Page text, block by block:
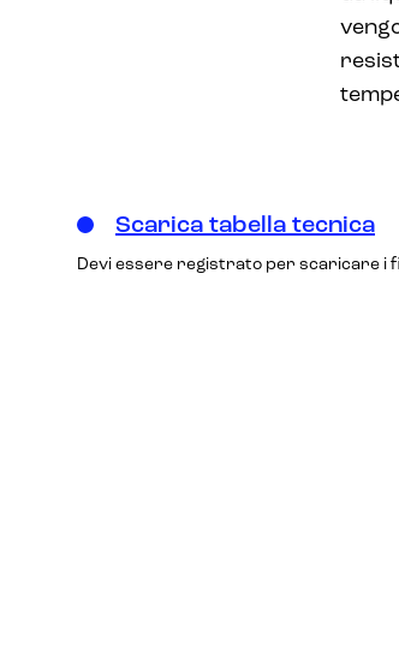
Scarica tabella tecnica
Devi essere registrato per scaricare i